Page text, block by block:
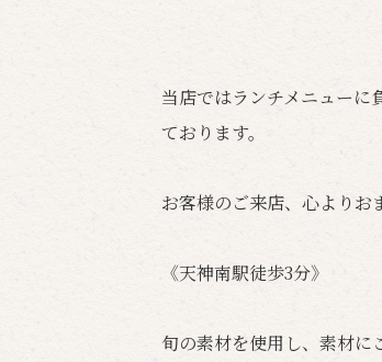
当店ではランチメニューに
ております。
お客様のご来店、心よりお
《天神南駅徒歩3分》
旬の素材を使用し、素材に